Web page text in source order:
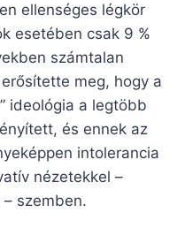
ellenséges légkör
esetében csak 9 %
számtalan
meg, hogy a
ideológia a legtöbb
és ennek az
intolerancia
nézetekkel –
szemben.